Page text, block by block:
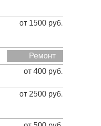
от 1500 руб.
Ремонт
от 400 руб.
от 2500 руб.